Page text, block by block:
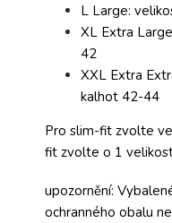
L Large:
XL Extra
42
XXL Extra
kalhot 42-44
Pro slim-fit zvolte
fit zvolte o 1
upozornění:
ochranného obalu